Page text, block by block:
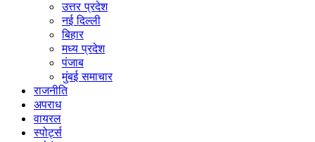
उत्तर प्रदेश
नई दिल्ली
बिहार
मध्य प्रदेश
पंजाब
मुंबई समाचार
राजनीति
अपराध
वायरल
स्पोर्ट्स